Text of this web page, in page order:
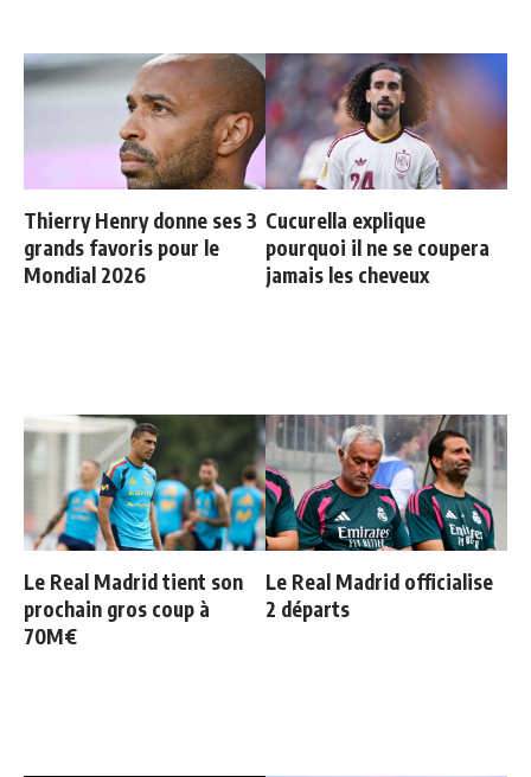
Thierry Henry donne ses 3
grands favoris pour le
Mondial 2026
Cucurella explique
pourquoi il ne se coupera
jamais les cheveux
Le Real Madrid tient son
prochain gros coup à
70M€
Le Real Madrid officialise
2 départs